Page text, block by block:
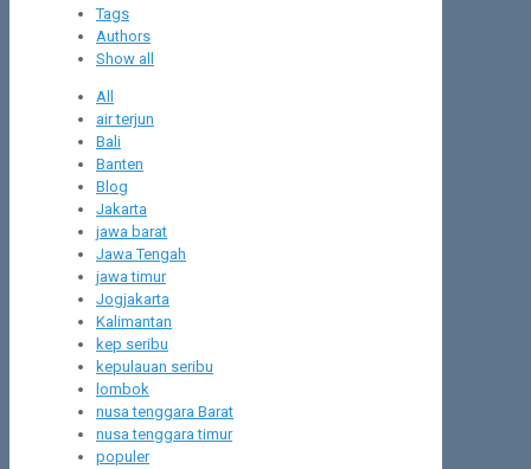
Tags
Authors
Show all
All
air terjun
Bali
Banten
Blog
Jakarta
jawa barat
Jawa Tengah
jawa timur
Jogjakarta
Kalimantan
kep seribu
kepulauan seribu
lombok
nusa tenggara Barat
nusa tenggara timur
populer